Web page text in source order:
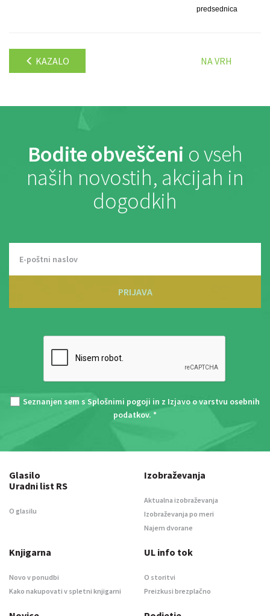
predsednica
KAZALO NA VRH
Bodite obveščeni o vseh
naših novostih, akcijah in
dogodkih
PRIJAVA
Seznanjen sem s Splošnimi pogoji in z Izjavo o varstvu osebnih
podatkov. *
Glasilo
Uradni list RS
O glasilu
Izobraževanja
Aktualna izobraževanja
Izobraževanja po meri
Najem dvorane
Knjigarna
Novo v ponudbi
Kako nakupovati v spletni knjigarni
UL info tok
O storitvi
Preizkusi brezplačno